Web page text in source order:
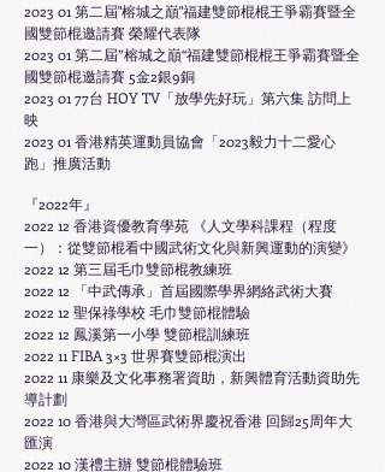
2023 01 第二屆"榕城之巔"福建雙節棍棍王爭霸賽暨全
國雙節棍邀請賽 榮耀代表隊
2023 01 第二屆”榕城之巔“福建雙節棍棍王爭霸賽暨全
國雙節棍邀請賽 5金2銀9銅
2023 01 77台 HOY TV「放學先好玩」第六集 訪問上
映
2023 01 香港精英運動員協會「2023毅力十二愛心
跑」推廣活動
『2022年』
2022 12 香港資優教育學苑 《人文學科課程（程度
一）：從雙節棍看中國武術文化與新興運動的演變》
2022 12 第三屆毛巾雙節棍教練班
2022 12 「中武傳承」首屆國際學界網絡武術大賽
2022 12 聖保祿學校 毛巾雙節棍體驗
2022 12 鳳溪第一小學 雙節棍訓練班
2022 11 FIBA 3×3 世界賽雙節棍演出
2022 11 康樂及文化事務署資助，新興體育活動資助先
導計劃
2022 10 香港與大灣區武術界慶祝香港 回歸25周年大
匯演
2022 10 漢禮主辦 雙節棍體驗班